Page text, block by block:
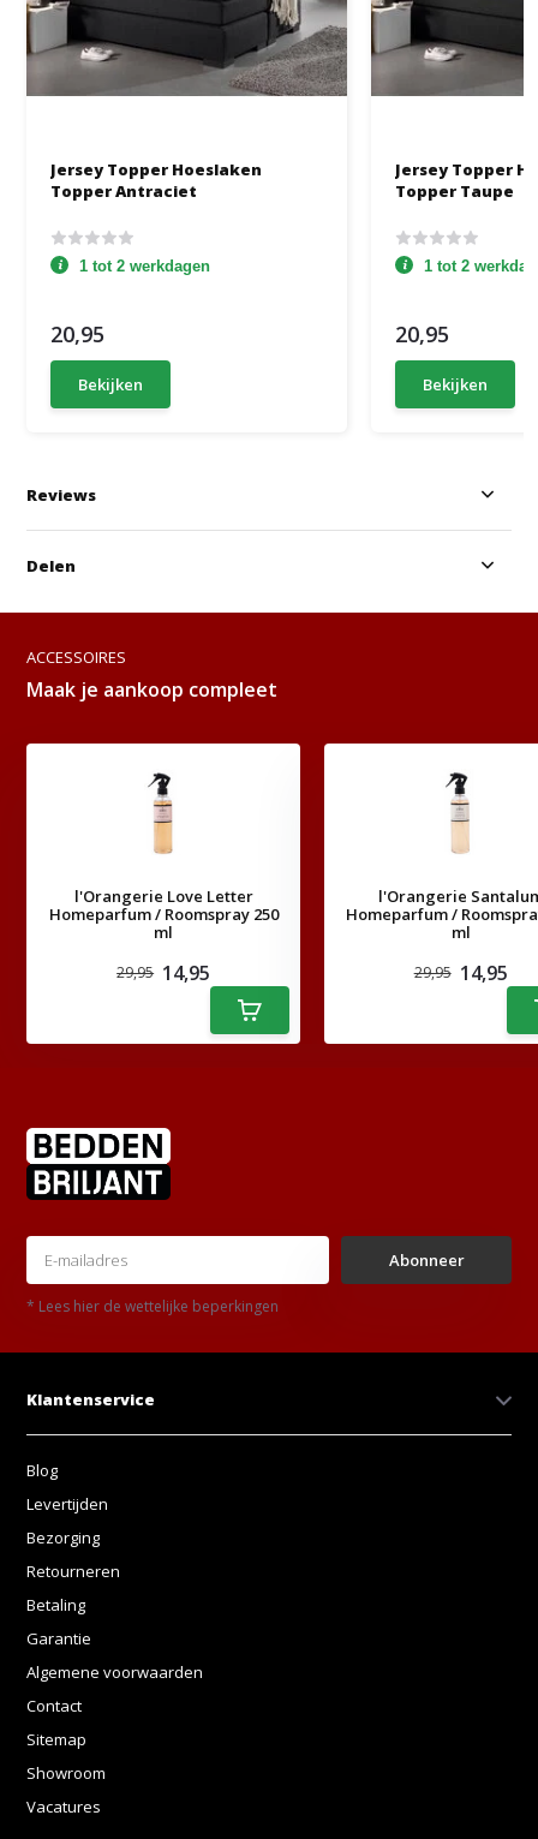
Jersey Topper Hoeslaken
Topper Antraciet
1 tot 2 werkdagen
20,95
Bekijken
Jersey Topper
Topper Taupe
1 tot 2
20,95
Bekijken
Reviews
Delen
ACCESSOIRES
Maak je aankoop compleet
l'Orangerie Love Letter
Homeparfum / Roomspray 250
ml
29,95 14,95
l'Orangerie
Homeparfum /
ml
29,95 14,95
Abonneer
* Lees hier de wettelijke beperkingen
Klantenservice
Blog
Levertijden
Bezorging
Retourneren
Betaling
Garantie
Algemene voorwaarden
Contact
Sitemap
Showroom
Vacatures